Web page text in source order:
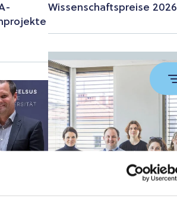
Wissenschaftspreise 2026